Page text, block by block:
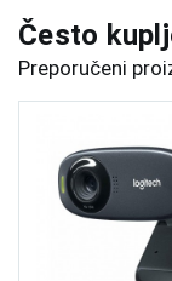
Često
Preporučeni